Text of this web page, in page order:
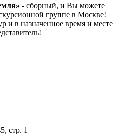
- сборный, и Вы можете
группе в Москве!
и в назначенное время и месте
стр. 1